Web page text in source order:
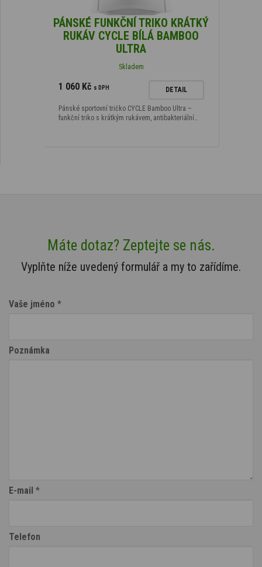
PÁNSKÉ FUNKČNÍ TRIKO KRÁTKÝ
RUKÁV CYCLE BÍLÁ BAMBOO
ULTRA
Skladem
1 060 Kč s DPH DETAIL
Pánské sportovní tričko CYCLE Bamboo Ultra –
funkční triko s krátkým rukávem, antibakteriální…
Máte dotaz? Zeptejte se nás.
Vyplňte níže uvedený formulář a my to zařídíme.
Vaše jméno *
Poznámka
E-mail *
Telefon